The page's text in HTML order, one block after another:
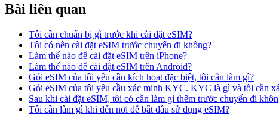
Bài liên quan
Tôi cần chuẩn bị gì trước khi cài đặt eSIM?
Tôi có nên cài đặt eSIM trước chuyến đi không?
Làm thế nào để cài đặt eSIM trên iPhone?
Làm thế nào để cài đặt eSIM trên Android?
Gói eSIM của tôi yêu cầu kích hoạt đặc biệt, tôi cần làm gì?
Gói eSIM của tôi yêu cầu xác minh KYC. KYC là gì và tôi cần
Sau khi cài đặt eSIM, tôi có cần làm gì thêm trước chuyến đi
Tôi cần làm gì khi đến nơi để bắt đầu sử dụng eSIM?